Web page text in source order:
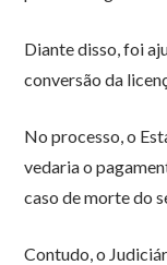
Diante disso, foi
conversão da
No processo, o
vedaria o
caso de morte do
Contudo, o